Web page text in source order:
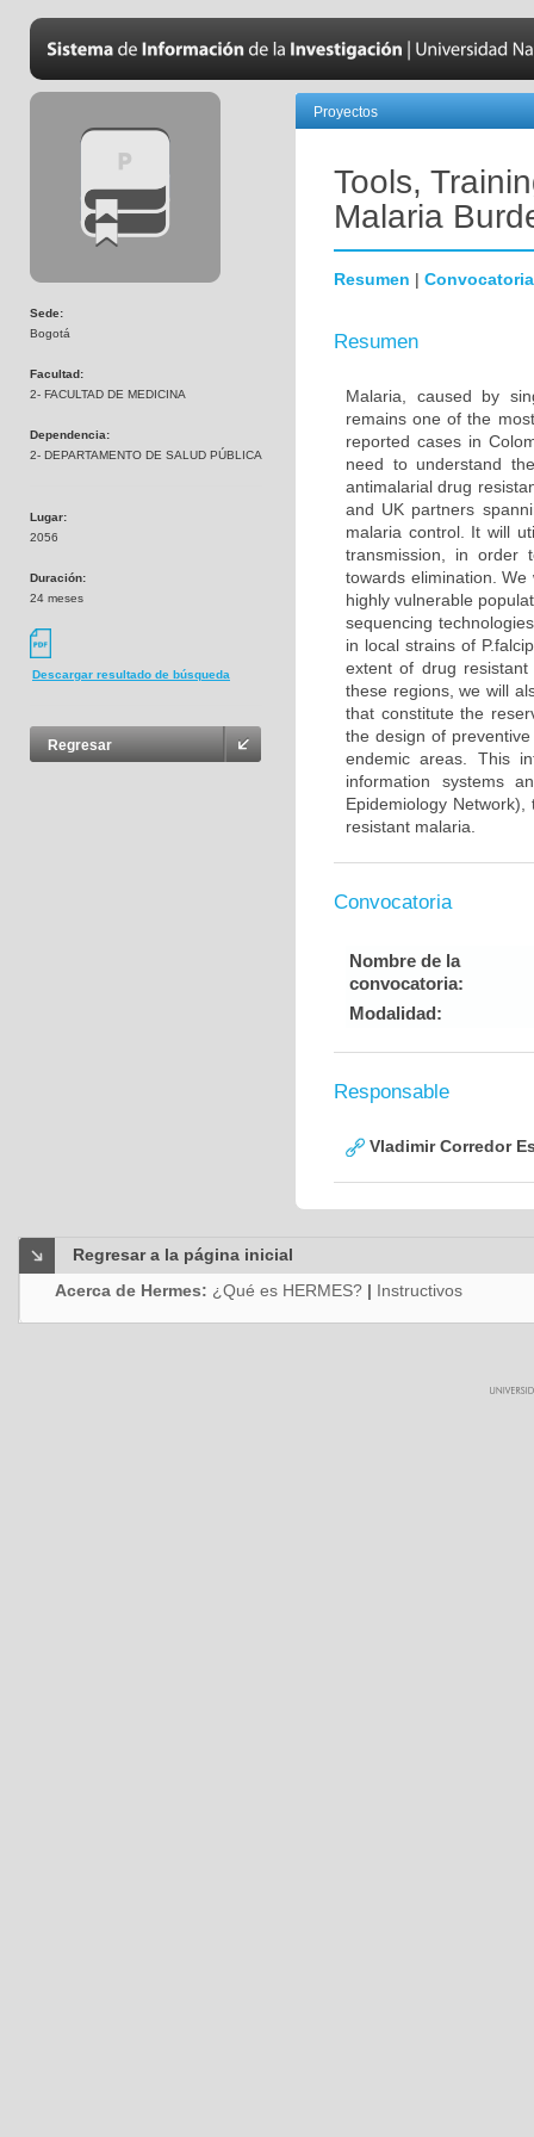
Sede:
Bogotá
Facultad:
2- FACULTAD DE MEDICINA
Dependencia:
2- DEPARTAMENTO DE SALUD PÚBLICA
Lugar:
2056
Duración:
24 meses
Descargar resultado de búsqueda
Regresar
Proyectos
Tools,
Malaria
Resumen | Convocatoria
Resumen
Malaria, caused by
remains one of the
reported cases in
need to understand
antimalarial drug
and UK partners
malaria control. It will
transmission, in order
towards elimination.
highly vulnerable
sequencing
in local strains of
extent of drug
these regions, we will
that constitute the
the design of
endemic areas. This
information systems
Epidemiology
resistant malaria.
Convocatoria
Nombre de la
convocatoria:
Modalidad:
Responsable
Vladimir Corredor
Regresar a la página inicial
Acerca de Hermes: ¿Qué es HERMES? | Instructivos